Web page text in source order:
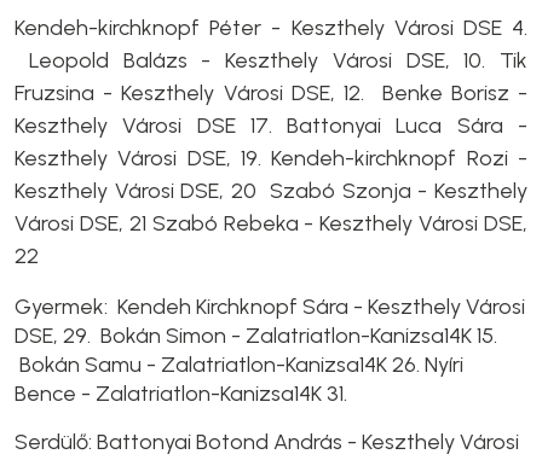
Kendeh-kirchknopf Péter - Keszthely Városi DSE 4.
Leopold Balázs - Keszthely Városi DSE, 10. Tik
Fruzsina - Keszthely Városi DSE, 12. Benke Borisz -
Keszthely Városi DSE 17. Battonyai Luca Sára -
Keszthely Városi DSE, 19. Kendeh-kirchknopf Rozi -
Keszthely Városi DSE, 20 Szabó Szonja - Keszthely
Városi DSE, 21 Szabó Rebeka - Keszthely Városi DSE,
22
Gyermek: Kendeh Kirchknopf Sára - Keszthely Városi
DSE, 29. Bokán Simon - Zalatriatlon-Kanizsa14K 15.
Bokán Samu - Zalatriatlon-Kanizsa14K 26. Nyíri
Bence - Zalatriatlon-Kanizsa14K 31.
Serdülő: Battonyai Botond András - Keszthely Városi